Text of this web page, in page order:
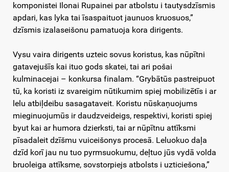
komponistei Ilonai Rupainei par atbolstu i tautysdzīsmis
apdari, kas lyka tai īsaspaituot jaunuos kruosuos,”
dzīsmis izalaseišonu pamatuoja kora dirigents.
Vysu vaira dirigents uzteic sovus koristus, kas nūpītni
gatavejušīs kai ituo gods skatei, tai ari pošai
kulminacejai – konkursa finalam. “Grybātūs pastreipuot
tū, ka koristi iz svareigim nūtikumim spiej mobilizētīs i ar
lelu atbiļdeibu sasagataveit. Koristu nūskaņuojums
mieginuojumūs ir daudzveideigs, respektivi, koristi spiej
byut kai ar humora dzierksti, tai ar nūpītnu attīksmi
pīsadaleit dzīšmu vuiceišonys procesā. Leluokuo daļa
dzīd korī jau nu tuo pyrmsuokumu, deļtuo jūs vydā volda
bruoleiga attīksme, sovstorpiejs atbolsts i uzticiešona,”